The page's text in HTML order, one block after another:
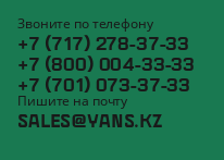
Звоните по телефону
+7 (717) 278-37-33
+7 (800) 004-33-33
+7 (701) 073-37-33
Пишите на почту
SALES@YANS.KZ